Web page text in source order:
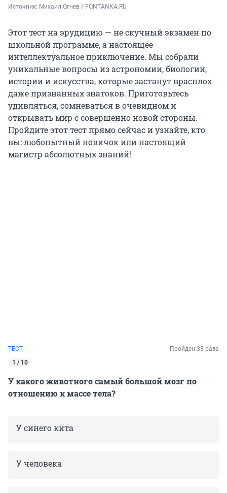
Источник: Михаил Огнев / FONTANKA.RU
Этот тест на эрудицию — не скучный экзамен по
школьной программе, а настоящее
интеллектуальное приключение. Мы собрали
уникальные вопросы из астрономии, биологии,
истории и искусства, которые застанут врасплох
даже признанных знатоков. Приготовьтесь
удивляться, сомневаться в очевидном и
открывать мир с совершенно новой стороны.
Пройдите этот тест прямо сейчас и узнайте, кто
вы: любопытный новичок или настоящий
магистр абсолютных знаний!
ТЕСТ
Пройден 33 раза
1 / 10
У какого животного самый большой мозг по
отношению к массе тела?
У синего кита
У человека